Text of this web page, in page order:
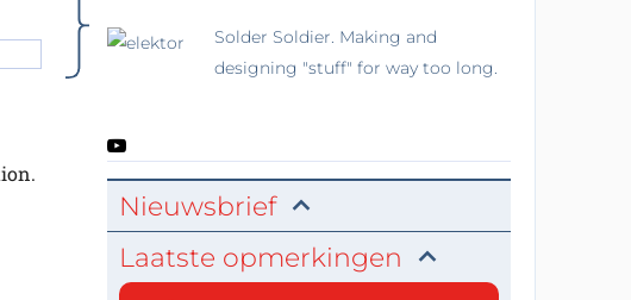
Solder Soldier. Making and
designing "stuff" for way too long.
Nieuwsbrief
Laatste opmerkingen